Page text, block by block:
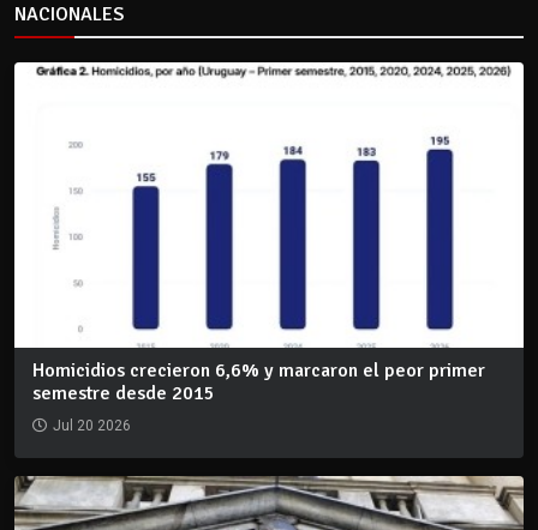
NACIONALES
Homicidios crecieron 6,6% y marcaron el peor primer
semestre desde 2015
Jul 20 2026